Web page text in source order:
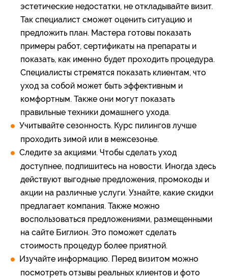
эстетические недостатки, не откладывайте визит.
Так специалист сможет оценить ситуацию и
предложить план. Мастера готовы показать
примеры работ, сертификаты на препараты и
показать, как именно будет проходить процедура.
Специалисты стремятся показать клиентам, что
уход за собой может быть эффективным и
комфортным. Также они могут показать
правильные техники домашнего ухода.
Учитывайте сезонность. Курс пилингов лучше
проходить зимой или в межсезонье.
Следите за акциями. Чтобы сделать уход
доступнее, подпишитесь на новости. Иногда здесь
действуют выгодные предложения, промокоды и
акции на различные услуги. Узнайте, какие скидки
предлагает компания. Также можно
воспользоваться предложениями, размещенными
на сайте Биглион. Это поможет сделать
стоимость процедур более приятной.
Изучайте информацию. Перед визитом можно
посмотреть отзывы реальных клиентов и фото